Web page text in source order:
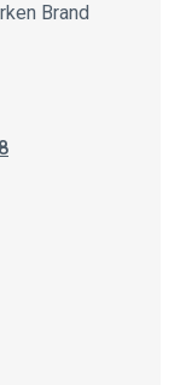
Brand